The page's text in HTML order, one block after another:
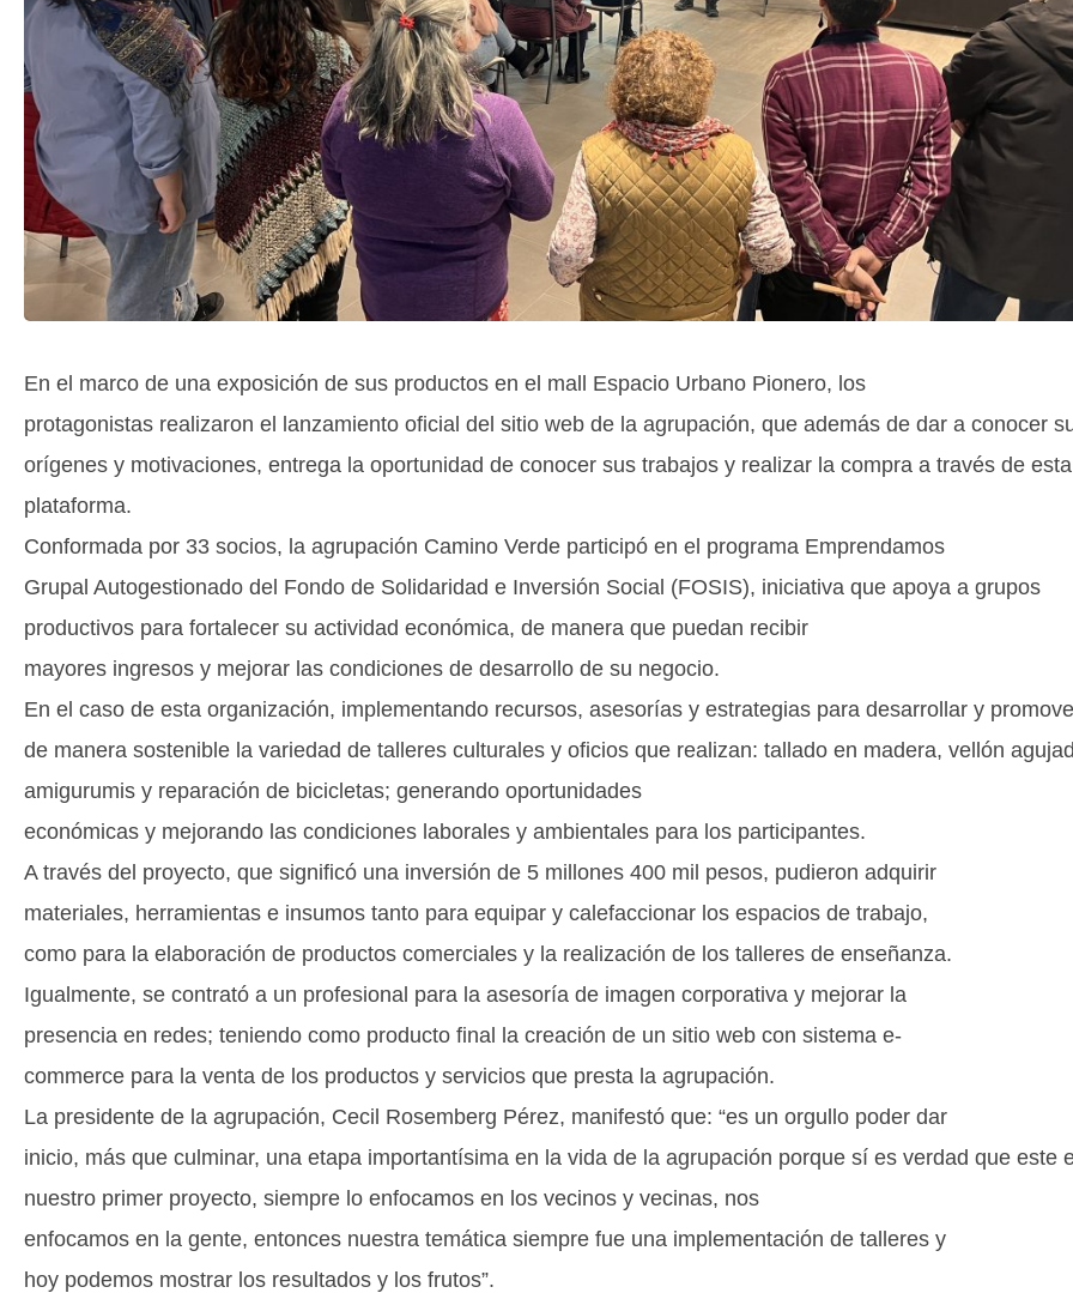
En el marco de una exposición de sus productos en el mall Espacio Urbano Pionero, los
protagonistas realizaron el lanzamiento oficial del sitio web de la agrupación, que además de dar a conocer
orígenes y motivaciones, entrega la oportunidad de conocer sus trabajos y realizar la compra a través de esta
plataforma.
Conformada por 33 socios, la agrupación Camino Verde participó en el programa Emprendamos
Grupal Autogestionado del Fondo de Solidaridad e Inversión Social (FOSIS), iniciativa que apoya a grupos
productivos para fortalecer su actividad económica, de manera que puedan recibir
mayores ingresos y mejorar las condiciones de desarrollo de su negocio.
En el caso de esta organización, implementando recursos, asesorías y estrategias para desarrollar y
de manera sostenible la variedad de talleres culturales y oficios que realizan: tallado en madera, vellón
amigurumis y reparación de bicicletas; generando oportunidades
económicas y mejorando las condiciones laborales y ambientales para los participantes.
A través del proyecto, que significó una inversión de 5 millones 400 mil pesos, pudieron adquirir
materiales, herramientas e insumos tanto para equipar y calefaccionar los espacios de trabajo,
como para la elaboración de productos comerciales y la realización de los talleres de enseñanza.
Igualmente, se contrató a un profesional para la asesoría de imagen corporativa y mejorar la
presencia en redes; teniendo como producto final la creación de un sitio web con sistema e-
commerce para la venta de los productos y servicios que presta la agrupación.
La presidente de la agrupación, Cecil Rosemberg Pérez, manifestó que: “es un orgullo poder dar
inicio, más que culminar, una etapa importantísima en la vida de la agrupación porque sí es verdad que este
nuestro primer proyecto, siempre lo enfocamos en los vecinos y vecinas, nos
enfocamos en la gente, entonces nuestra temática siempre fue una implementación de talleres y
hoy podemos mostrar los resultados y los frutos”.